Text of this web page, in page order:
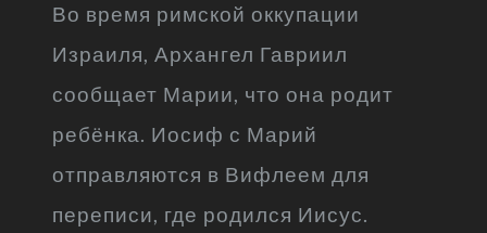
Во время римской оккупации
Израиля, Архангел Гавриил
сообщает Марии, что она родит
ребёнка. Иосиф с Марий
отправляются в Вифлеем для
переписи, где родился Иисус.